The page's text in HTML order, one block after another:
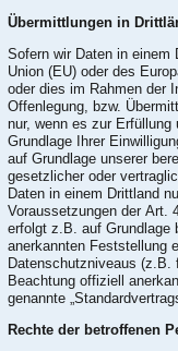
Übermittlungen in
Sofern wir Daten in einem
Union (EU) oder des
oder dies im Rahmen der
Offenlegung, bzw.
nur, wenn es zur
Grundlage Ihrer
auf Grundlage unserer
gesetzlicher oder
Daten in einem Drittland
Voraussetzungen der Art.
erfolgt z.B. auf Grundlage
anerkannten Feststellung
Datenschutzniveaus (z.B.
Beachtung offiziell
genannte
Rechte der betroffenen